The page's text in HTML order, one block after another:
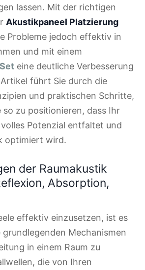
lassen. Mit der richtigen
Akustikpaneel Platzierung
Probleme jedoch effektiv in
und mit einem
eine deutliche Verbesserung
führt Sie durch die
und praktischen Schritte,
so zu positionieren, dass Ihr
Potenzial entfaltet und
optimiert wird.
der Raumakustik
Absorption,
effektiv einzusetzen, ist es
grundlegenden Mechanismen
in einem Raum zu
die von Ihren